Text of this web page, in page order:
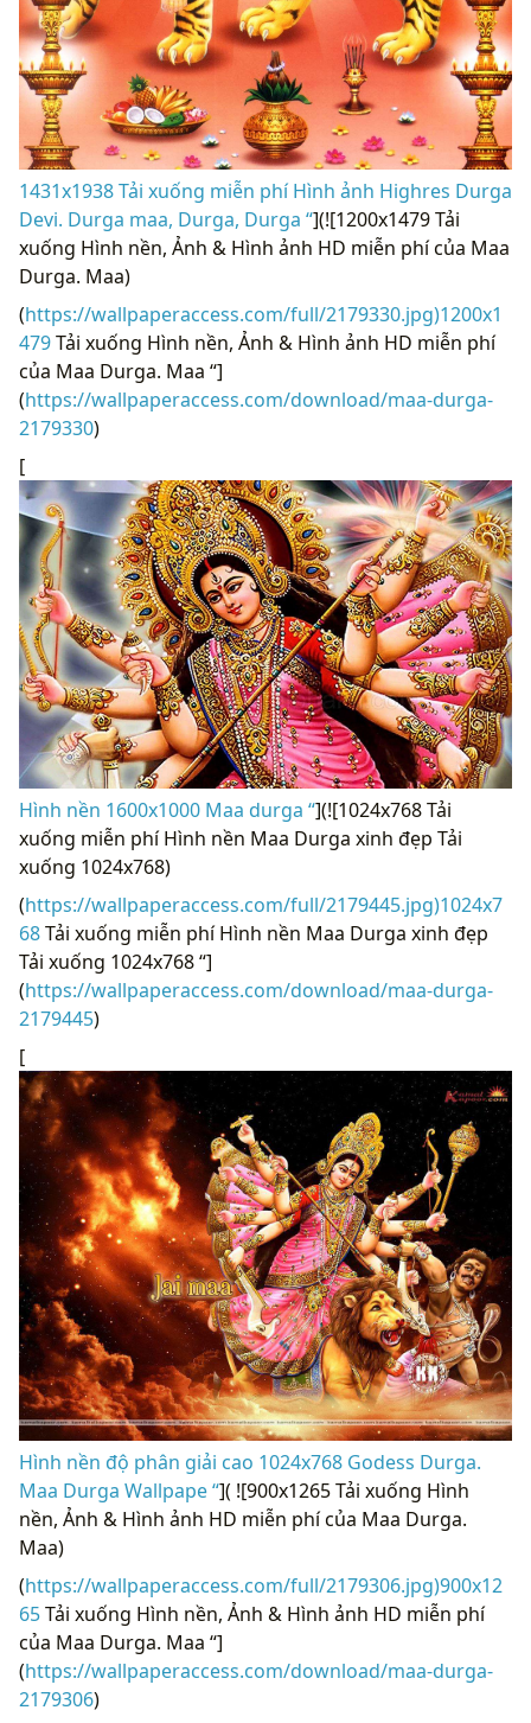
1431x1938 Tải xuống miễn phí Hình ảnh Highres Durga
Devi. Durga maa, Durga, Durga “](![1200x1479 Tải
xuống Hình nền, Ảnh & Hình ảnh HD miễn phí của Maa
Durga. Maa)
(https://wallpaperaccess.com/full/2179330.jpg)1200x1
479Tải xuống Hình nền, Ảnh & Hình ảnh HD miễn phí
của Maa Durga. Maa “]
(https://wallpaperaccess.com/download/maa-durga-
2179330)
[
Hình nền 1600x1000 Maa durga “](![1024x768 Tải
xuống miễn phí Hình nền Maa Durga xinh đẹp Tải
xuống 1024x768)
(https://wallpaperaccess.com/full/2179445.jpg)1024x7
68Tải xuống miễn phí Hình nền Maa Durga xinh đẹp
Tải xuống 1024x768 “]
(https://wallpaperaccess.com/download/maa-durga-
2179445)
[
Hình nền độ phân giải cao 1024x768 Godess Durga.
Maa Durga Wallpape “]( ![900x1265 Tải xuống Hình
nền, Ảnh & Hình ảnh HD miễn phí của Maa Durga.
Maa)
(https://wallpaperaccess.com/full/2179306.jpg)900x12
65Tải xuống Hình nền, Ảnh & Hình ảnh HD miễn phí
của Maa Durga. Maa “]
(https://wallpaperaccess.com/download/maa-durga-
2179306)